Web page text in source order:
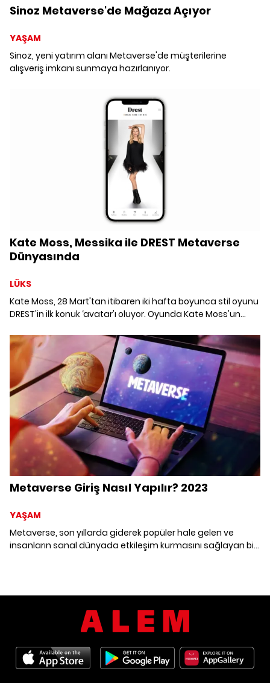
Sinoz Metaverse'de Mağaza Açıyor
YAŞAM
Sinoz, yeni yatırım alanı Metaverse'de müşterilerine
alışveriş imkanı sunmaya hazırlanıyor.
Kate Moss, Messika ile DREST Metaverse
Dünyasında
LÜKS
Kate Moss, 28 Mart'tan itibaren iki hafta boyunca stil oyunu
DREST'in ilk konuk ‘avatar'ı oluyor. Oyunda Kate Moss'un
tasarladıkları mücevherler eşlik ediyor.
Metaverse Giriş Nasıl Yapılır? 2023
YAŞAM
Metaverse, son yıllarda giderek popüler hale gelen ve
insanların sanal dünyada etkileşim kurmasını sağlayan bir
adım adım bir rehber sunuyoruz.